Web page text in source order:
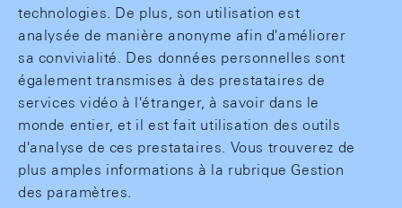
technologies. De plus, son utilisation est
analysée de manière anonyme afin d'améliorer
sa convivialité. Des données personnelles sont
également transmises à des prestataires de
services vidéo à l'étranger, à savoir dans le
monde entier, et il est fait utilisation des outils
d'analyse de ces prestataires. Vous trouverez de
plus amples informations à la rubrique Gestion
des paramètres.